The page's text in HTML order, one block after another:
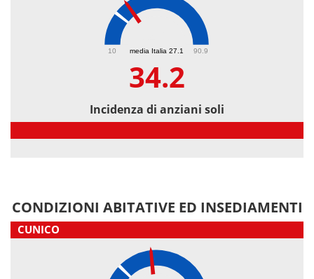
media Italia 27.1
10 90.9
34.2
Incidenza di anziani soli
CONDIZIONI ABITATIVE ED INSEDIAMENTI
CUNICO